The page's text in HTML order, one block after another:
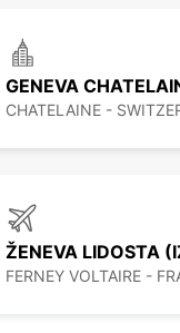
GENEVA
CHATELAINE -
FERNEY VOLTAIRE -